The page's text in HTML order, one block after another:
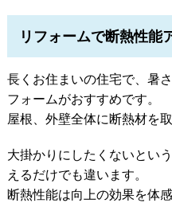
リフォームで断熱性能
長くお住まいの住宅で、暑
フォームがおすすめです。
屋根、外壁全体に断熱材を
大掛かりにしたくないとい
えるだけでも違います。
断熱性能は向上の効果を体